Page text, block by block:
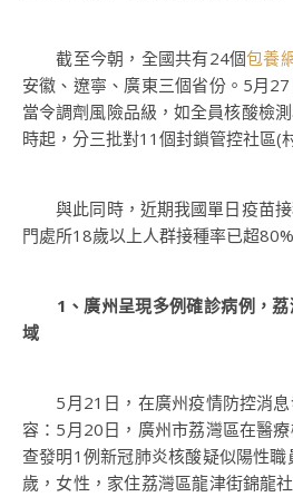
截至今朝，全國共有24個包養
安徽、遼寧、廣東三個省份。5月
當令調劑風險品級，如全員核酸檢
時起，分三批對11個封鎖管控社區(
與此同時，近期我國單日疫苗接
門處所18歲以上人群接種率已超80%
1、廣州呈現多例確診病例，
域
5月21日，在廣州疫情防控消息
容：5月20日，廣州市荔灣區在醫
查發明1例新冠肺炎核酸疑似陽性
歲，女性，家住荔灣區龍津街錦龍